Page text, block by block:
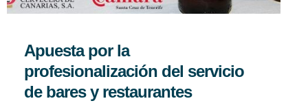
Apuesta por la
profesionalización del servicio
de bares y restaurantes